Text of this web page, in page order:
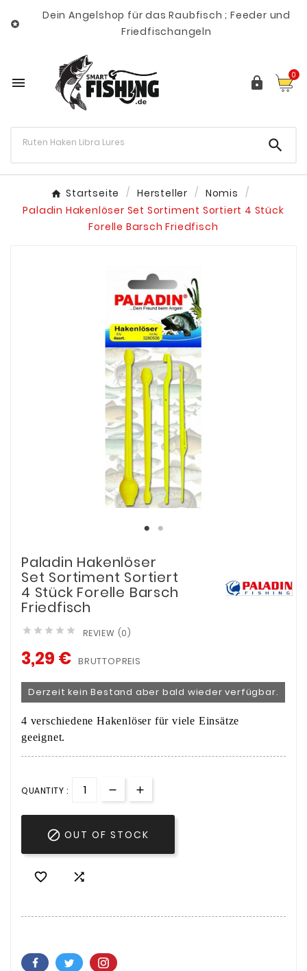

Dein Angelshop für das Raubfisch ; Feeder und
Friedfischangeln
  0

Startseite Hersteller
Nomis
Paladin Hakenlöser Set Sortiment Sortiert 4 Stück
Forelle Barsch Friedfisch
Paladin Hakenlöser
Set Sortiment Sortiert
4 Stück Forelle Barsch
Friedfisch
     REVIEW (0)
3,29 € BRUTTOPREIS
Derzeit kein Bestand aber bald wieder verfügbar.
4 verschiedene Hakenlöser für viele Einsätze
geeignet.
QUANTITY :
 OUT OF STOCK
 